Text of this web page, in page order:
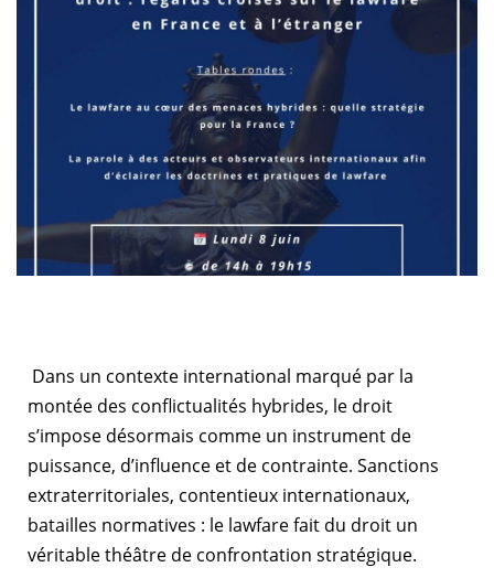
Dans un contexte international marqué par la
montée des conflictualités hybrides, le droit
s’impose désormais comme un instrument de
puissance, d’influence et de contrainte. Sanctions
extraterritoriales, contentieux internationaux,
batailles normatives : le lawfare fait du droit un
véritable théâtre de confrontation stratégique.